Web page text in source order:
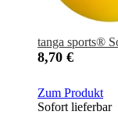
tanga sports®
8,70 €
Zum Produkt
Sofort lieferbar